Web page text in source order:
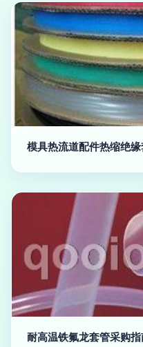
模具热流道配件热缩绝
耐高温铁氟龙套管采购